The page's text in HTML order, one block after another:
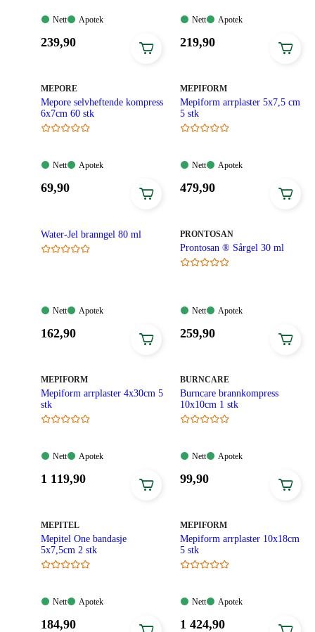
Nett:
Nett
Apotek:
Apotek
Pris:
239,90
Nett:
Nett
Apotek:
Apotek
Pris:
219,90
MERKE:
MEPORE
Mepore selvheftende kompress
6x7cm 60 stk
Nett:
Nett
Apotek:
Apotek
Pris:
69,90
MERKE:
MEPIFORM
Mepiform arrplaster 5x7,5 cm
5 stk
Nett:
Nett
Apotek:
Apotek
Pris:
479,90
Water-Jel branngel 80 ml
Nett:
Nett
Apotek:
Apotek
Pris:
162,90
MERKE:
PRONTOSAN
Prontosan ® Sårgel 30 ml
Nett:
Nett
Apotek:
Apotek
Pris:
259,90
MERKE:
MEPIFORM
Mepiform arrplaster 4x30cm 5
stk
Nett:
Nett
Apotek:
Apotek
Pris:
kroner.
1 119,90
MERKE:
BURNCARE
Burncare brannkompress
10x10cm 1 stk
Nett:
Nett
Apotek:
Apotek
Pris:
99,90
MERKE:
MEPITEL
Mepitel One bandasje
5x7,5cm 2 stk
Nett:
Nett
Apotek:
Apotek
Pris:
184,90
MERKE:
MEPIFORM
Mepiform arrplaster 10x18cm
5 stk
Nett:
Nett
Apotek:
Apotek
Pris:
1 424,90